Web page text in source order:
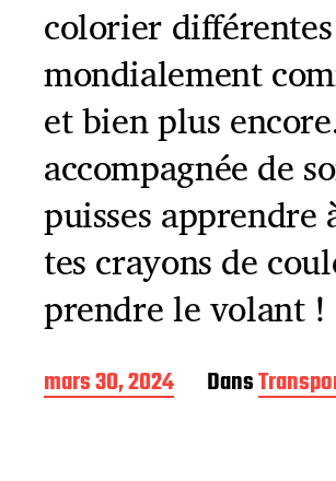
colorier
mondialement
et bien plus
accompagnée de
puisses
tes crayons de
prendre le volant !
D
a
mars 30, 2024 Dans